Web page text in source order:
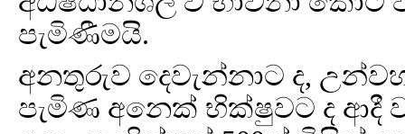
පැමිණීමයි.
අනතුරුව දෙවැන්නාට ද,
පැමිණ අනෙක් භික්ෂුවට ද ආදී